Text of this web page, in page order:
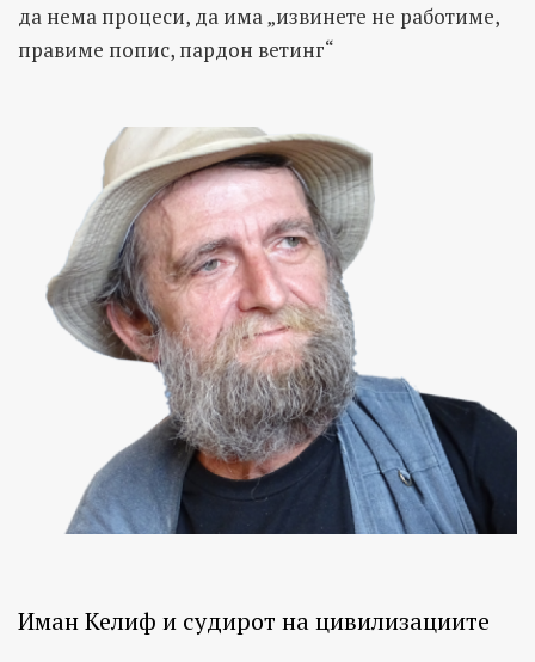
да нема процеси, да има „извинете не работиме,
правиме попис, пардон ветинг“
Иман Келиф и судирот на цивилизациите